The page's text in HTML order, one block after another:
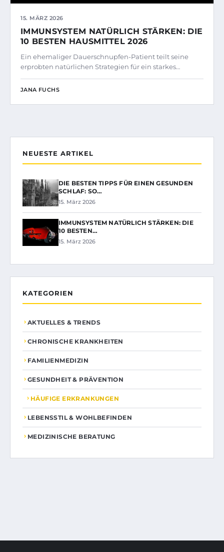
15. MÄRZ 2026
IMMUNSYSTEM NATÜRLICH STÄRKEN: DIE
10 BESTEN HAUSMITTEL 2026
Ein ehemaliger Dauerschnupfen-Patient teilt seine
erprobten natürlichen Strategien für ein starkes…
JANA FUCHS
NEUESTE ARTIKEL
DIE BESTEN TIPPS FÜR EINEN GESUNDEN
SCHLAF: SO…
15. März 2026
IMMUNSYSTEM NATÜRLICH STÄRKEN: DIE
10 BESTEN…
15. März 2026
KATEGORIEN
AKTUELLES & TRENDS
CHRONISCHE KRANKHEITEN
FAMILIENMEDIZIN
GESUNDHEIT & PRÄVENTION
HÄUFIGE ERKRANKUNGEN
LEBENSSTIL & WOHLBEFINDEN
MEDIZINISCHE BERATUNG